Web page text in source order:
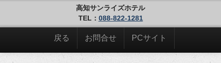
れぞれ追加料金が発生致します。
※駐車後に再度お車にて外出される予定の方は、駐車前に
フロントまでお問い合わせください。
■高知サンライズホテル■
名物「ひろめ市場」まで徒歩３分。
官公庁や史跡、繁華街も程近く、フットワークの良い旅をサ
ポートいたします。
高知サンライズホテル
TEL： 088-822-1281
戻る お問合せ PCサイト